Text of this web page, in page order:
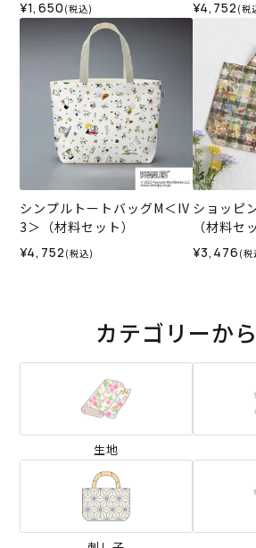
¥1,650 (税込) ¥4,752 (税
シンプルトートバッグM＜IV
3＞（材料セット）
¥4,752 (税込)
ショッピ
（材料セ
¥3,476 (税
カテゴリーか
生地